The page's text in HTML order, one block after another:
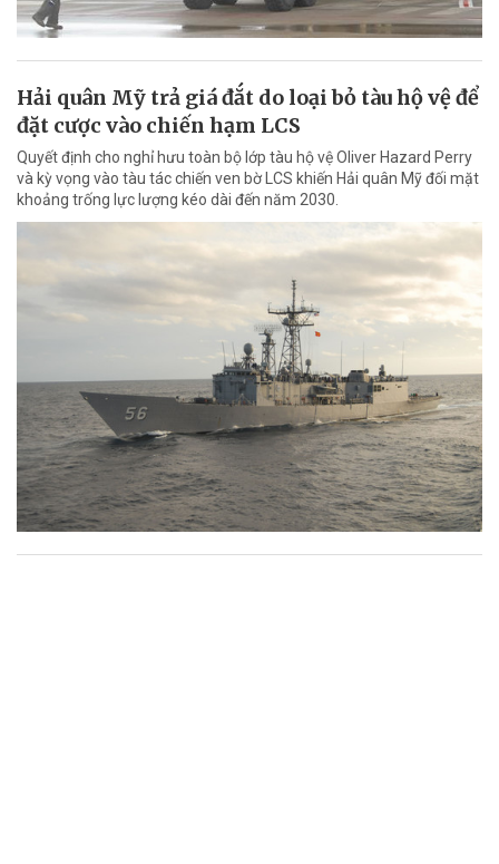
Hải quân Mỹ trả giá đắt do loại bỏ tàu hộ vệ để
đặt cược vào chiến hạm LCS
Quyết định cho nghỉ hưu toàn bộ lớp tàu hộ vệ Oliver Hazard Perry
và kỳ vọng vào tàu tác chiến ven bờ LCS khiến Hải quân Mỹ đối mặt
khoảng trống lực lượng kéo dài đến năm 2030.